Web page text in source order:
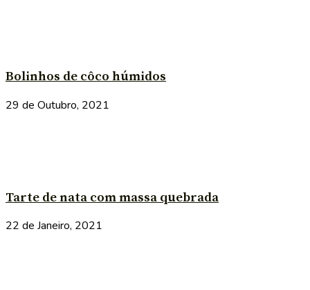
Bolinhos de côco húmidos
29 de Outubro, 2021
Tarte de nata com massa quebrada
22 de Janeiro, 2021